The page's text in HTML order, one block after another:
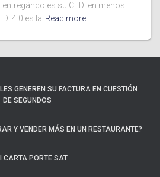
entregándoles su CFDI en menos
4.0 es la Read more…
GENEREN SU FACTURA EN CUESTIÓN
DE SEGUNDOS
Y VENDER MÁS EN UN RESTAURANTE?
CARTA PORTE SAT